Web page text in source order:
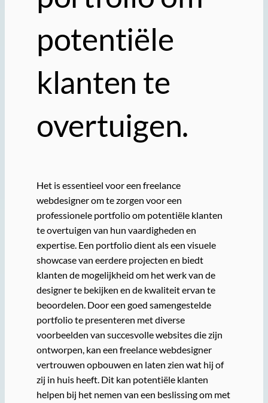
potentiële
klanten te
overtuigen.
Het is essentieel voor een freelance
webdesigner om te zorgen voor een
professionele portfolio om potentiële klanten
te overtuigen van hun vaardigheden en
expertise. Een portfolio dient als een visuele
showcase van eerdere projecten en biedt
klanten de mogelijkheid om het werk van de
designer te bekijken en de kwaliteit ervan te
beoordelen. Door een goed samengestelde
portfolio te presenteren met diverse
voorbeelden van succesvolle websites die zijn
ontworpen, kan een freelance webdesigner
vertrouwen opbouwen en laten zien wat hij of
zij in huis heeft. Dit kan potentiële klanten
helpen bij het nemen van een beslissing om met